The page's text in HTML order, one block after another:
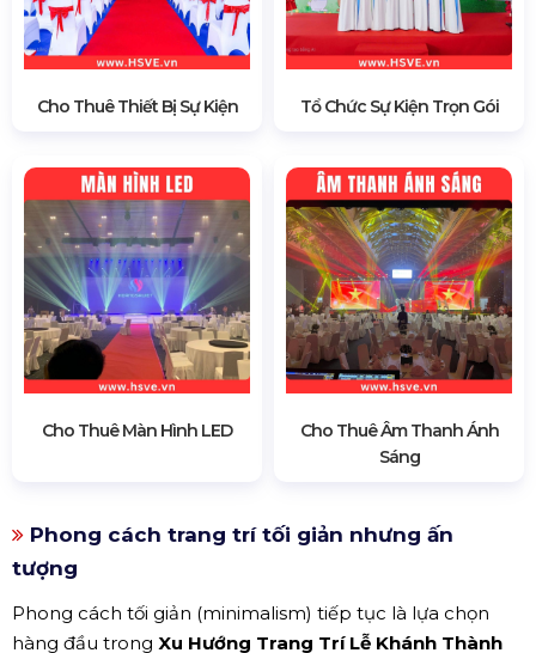
Cho Thuê Thiết Bị Sự Kiện Tổ Chức Sự Kiện Trọn Gói
Cho Thuê Màn Hình LED
Cho Thuê Âm Thanh Ánh
Sáng
Phong cách trang trí tối giản nhưng ấn
tượng
Phong cách tối giản (minimalism) tiếp tục là lựa chọn
hàng đầu trong Xu Hướng Trang Trí Lễ Khánh Thành